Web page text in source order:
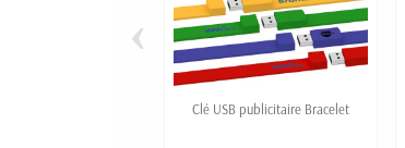
Clé USB publicitaire Bracelet
‹